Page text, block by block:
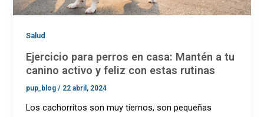
Salud
Ejercicio para perros en casa: Mantén a tu
canino activo y feliz con estas rutinas
pup_blog/ 22 abril, 2024
Los cachorritos son muy tiernos, son pequeñas